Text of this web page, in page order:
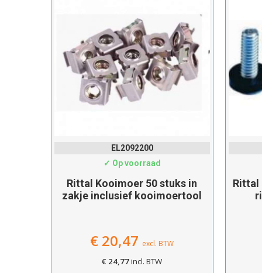
EL2092200
✓ Op voorraad
Rittal Kooimoer 50 stuks in
zakje inclusief kooimoertool
€ 20,47 excl. BTW
€ 24,77incl. BTW
Rittal